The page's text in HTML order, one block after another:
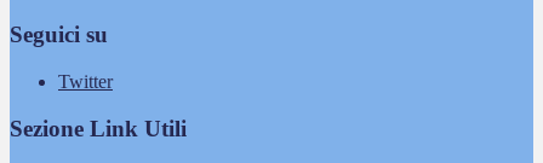
Seguici su
Twitter
Sezione Link Utili